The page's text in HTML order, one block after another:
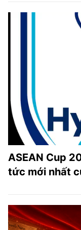
ASEAN Cup
tức mới nhất